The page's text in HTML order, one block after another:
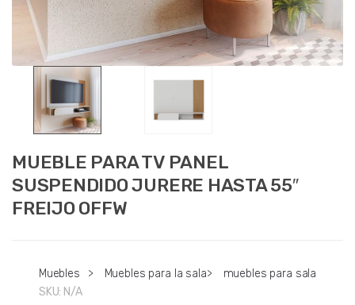
MUEBLE PARA TV PANEL
SUSPENDIDO JURERE HASTA 55″
FREIJO OFFW
Muebles > Muebles para la sala>
muebles para sala
SKU: N/A